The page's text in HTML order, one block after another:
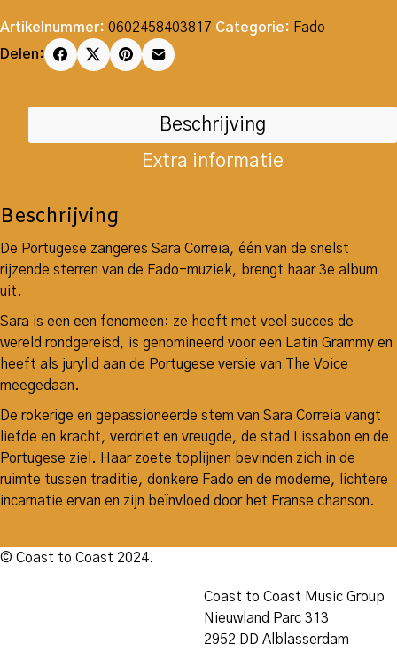
Artikelnummer: 0602458403817 Categorie: Fado
Delen:
Beschrijving
Extra informatie
Beschrijving
De Portugese zangeres Sara Correia, één van de snelst
rijzende sterren van de Fado-muziek, brengt haar 3e album
uit.
Sara is een een fenomeen: ze heeft met veel succes de
wereld rondgereisd, is genomineerd voor een Latin Grammy en
heeft als jurylid aan de Portugese versie van The Voice
meegedaan.
De rokerige en gepassioneerde stem van Sara Correia vangt
liefde en kracht, verdriet en vreugde, de stad Lissabon en de
Portugese ziel. Haar zoete toplijnen bevinden zich in de
ruimte tussen traditie, donkere Fado en de moderne, lichtere
incarnatie ervan en zijn beïnvloed door het Franse chanson.
© Coast to Coast 2024.
Coast to Coast Music Group
Nieuwland Parc 313
2952 DD Alblasserdam